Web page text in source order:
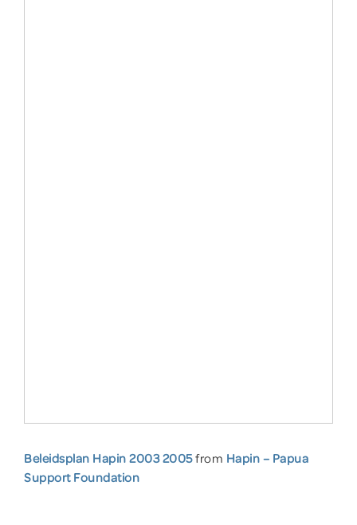
Beleidsplan Hapin 2003 2005from Hapin – Papua
Support Foundation